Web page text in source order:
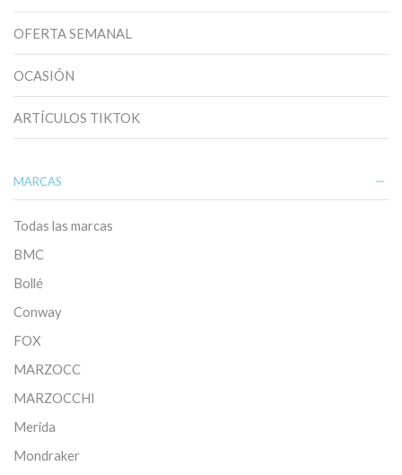
OFERTA SEMANAL
OCASIÓN
ARTÍCULOS TIKTOK
MARCAS
Todas las marcas
BMC
Bollé
Conway
FOX
MARZOCC
MARZOCCHI
Merida
Mondraker